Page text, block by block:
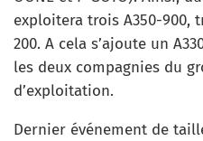
exploitera trois A350-900,
200. A cela s’ajoute un
les deux compagnies du
d’exploitation.
Dernier événement de